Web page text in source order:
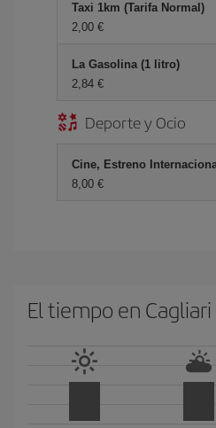
Taxi 1km (Tarifa Normal)
2,00 €
La Gasolina (1 litro)
2,84 €
Deporte y Ocio
Cine, Estreno
8,00 €
El tiempo en Cagliari